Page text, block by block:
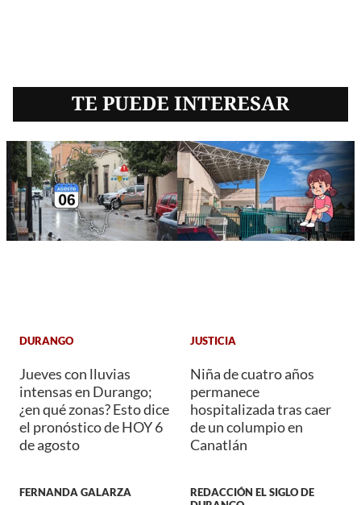
TE PUEDE INTERESAR
DURANGO
Jueves con lluvias
intensas en Durango;
¿en qué zonas? Esto dice
el pronóstico de HOY 6
de agosto
FERNANDA GALARZA
JUSTICIA
Niña de cuatro años
permanece
hospitalizada tras caer
de un columpio en
Canatlán
REDACCIÓN EL SIGLO DE